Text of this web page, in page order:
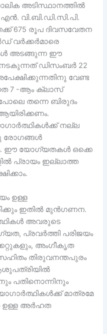
അടിസ്ഥാനത്തിൽ
എൻ. വി.ബി.ഡി.സി.പി.
675 രൂപ ദിവസവേതന
വർക്കർമാരെ
അടങ്ങുന്ന ഈ
നടകുന്നത് ഡിസംബർ 22
വേണ്ട
7 -ആം ക്ലാസ്
തന്നെ ബിരുദം
നല്ല
രോഗങ്ങൾ
ഈ യോഗ്യതകൾ ഒക്കെ
പ്രായം ഇല്ലാത്ത
ഉള്ള
ഇതിൽ മുൻഗണന.
അവരുടെ
പ്രവർത്തി പരിജയം
അംഗീകൃത
സഹിതം തിരുവനന്തപുരം
പതിനൊന്നിനും
മാത്രമേ
ഉള്ള അർഹത